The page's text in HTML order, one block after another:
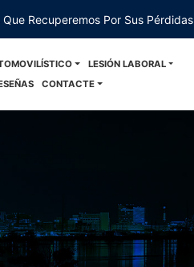
Recuperemos Por Sus Pérdidas
LESIÓN LABORAL
CONTACTE